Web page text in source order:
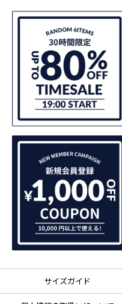
サイズガイド